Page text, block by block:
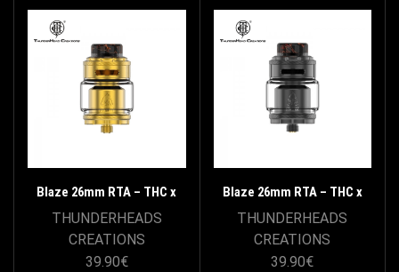
Blaze 26mm RTA – THC x
Mike Vapes – Gold
THUNDERHEADS
CREATIONS
39.90€
Blaze 26mm RTA – THC x
Mike Vapes – Gun Metal
THUNDERHEADS
CREATIONS
39.90€